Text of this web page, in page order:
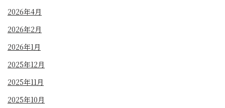
2026年4月
2026年2月
2026年1月
2025年12月
2025年11月
2025年10月